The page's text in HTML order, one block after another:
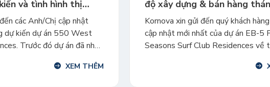
và tình hình thị
các Anh/Chị cập nhật
dự kiến dự án 550 West
Trước đó dự án đã nhận
của vốn vay EB-5 chính thức
XEM THÊM
độ xây dựng & bán hàng
2/2026
Kornova xin gửi đến quý khách
cập nhật mới nhất của dự án EB-5
Seasons Surf Club Residences về
2/2026. Đây là dự án khu căn hộ